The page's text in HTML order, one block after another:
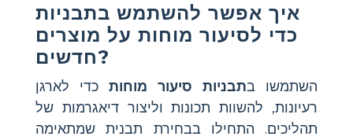
איך אפשר להשתמש בתבניות
כדי לסיעור מוחות על מוצרים
חדשים?
השתמשו בתבניות סיעור מוחות כדי לארגן
רעיונות, להשוות תכונות וליצור דיאגרמות של
תהליכים. התחילו בבחירת תבנית שמתאימה